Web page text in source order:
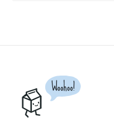
Woohoo!